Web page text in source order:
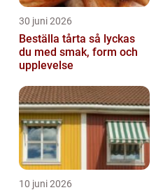
30 juni 2026
Beställa tårta så lyckas
du med smak, form och
upplevelse
10 juni 2026